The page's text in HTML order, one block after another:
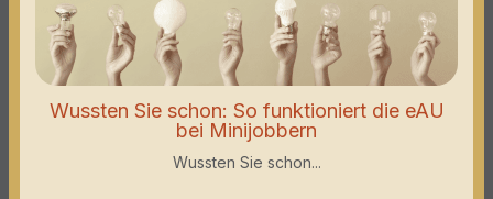
Wussten Sie schon: So funktioniert die eAU
bei Minijobbern
Wussten Sie schon...